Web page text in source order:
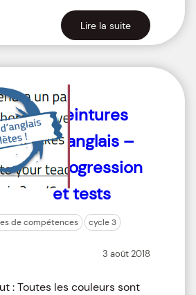
Lire la suite
Ceintures
d’anglais –
Progression
et tests
de compétences
cycle 3
3 août 2018
: Toutes les couleurs sont